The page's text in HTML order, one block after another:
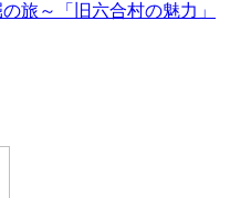
旅～「旧六合村の魅力」